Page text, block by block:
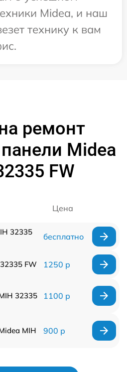
Midea, и наш
технику к вам
ремонт
Midea
FW
Цена
32335
бесплатно
FW 1250 р
32335
1100 р
MIH
900 р